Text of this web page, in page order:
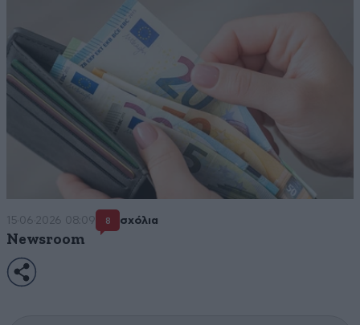
15·06·2026 08:09 8 σχόλια
Newsroom